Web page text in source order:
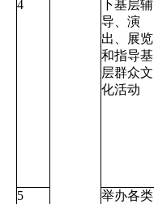
4
下基层辅
导、演
出、展览
和指导基
层群众文
化活动
5
举办各类